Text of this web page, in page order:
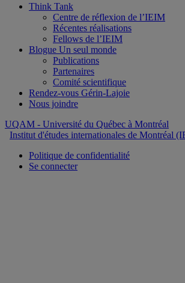
Think Tank
Centre de réflexion de l’IEIM
Récentes réalisations
Fellows de l’IEIM
Blogue Un seul monde
Publications
Partenaires
Comité scientifique
Rendez-vous Gérin-Lajoie
Nous joindre
UQAM - Université du Québec à Montréal
Institut d'études internationales de Montréal
Politique de confidentialité
Se connecter